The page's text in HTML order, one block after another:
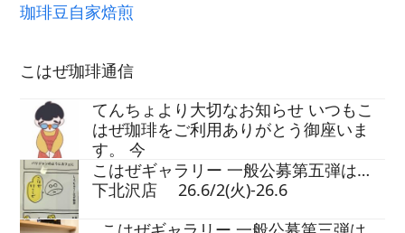
珈琲豆自家焙煎
こはぜ珈琲通信
てんちょより大切なお知らせ いつもこ
はぜ珈琲をご利用ありがとう御座いま
す。 今
こはぜギャラリー 一般公募第五弾は…
下北沢店 26.6/2(火)-26.6